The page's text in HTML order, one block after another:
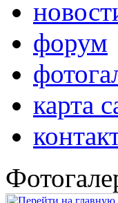
форум
карта